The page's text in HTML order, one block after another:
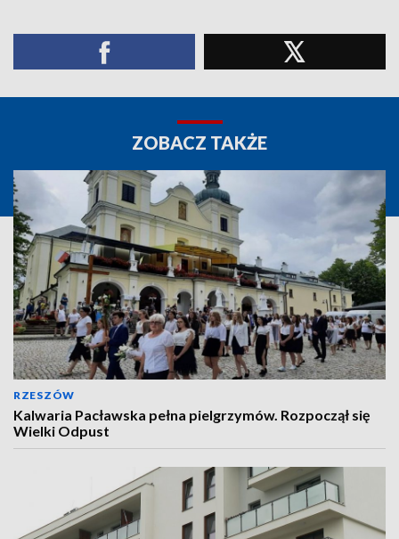
ZOBACZ TAKŻE
RZESZÓW
Kalwaria Pacławska pełna pielgrzymów. Rozpoczął się
Wielki Odpust